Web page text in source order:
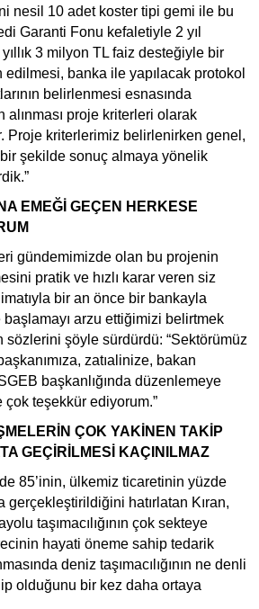
nesil 10 adet koster tipi gemi ile bu
Garanti Fonu kefaletiyle 2 yıl
3 milyon TL faiz desteğiyle bir
banka ile yapılacak protokol
belirlenmesi esnasında
alınması proje kriterleri olarak
Proje kriterlerimiz belirlenirken genel,
şekilde sonuç almaya yönelik
EMEĞİ GEÇEN HERKESE
gündemimizde olan bu projenin
pratik ve hızlı karar veren siz
bir an önce bir bankayla
arzu ettiğimizi belirtmek
sözlerini şöyle sürdürdü: “Sektörümüz
zatıalinize, bakan
başkanlığında düzenlemeye
teşekkür ediyorum.”
ÇOK YAKİNEN TAKİP
GEÇİRİLMESİ KAÇINILMAZ
85’inin, ülkemiz ticaretinin yüzde
gerçekleştirildiğini hatırlatan Kıran,
taşımacılığının çok sekteye
hayati öneme sahip tedarik
deniz taşımacılığının ne denli
olduğunu bir kez daha ortaya